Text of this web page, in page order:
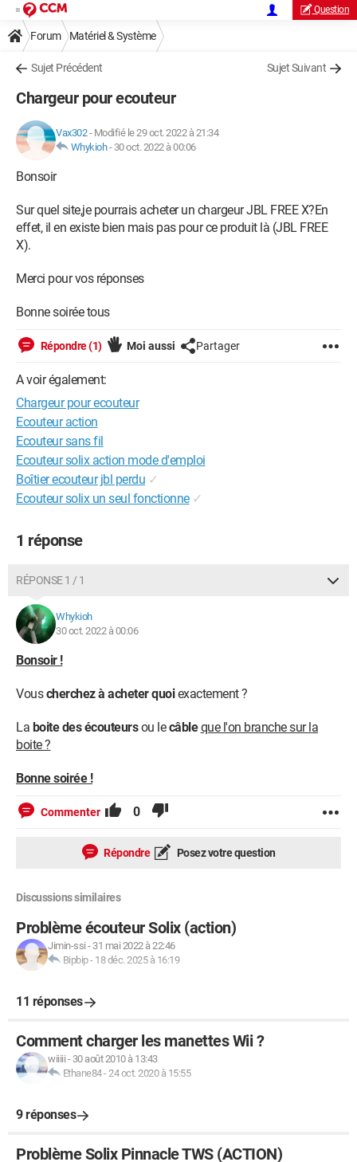
Question
Forum Matériel & Système
Sujet Précédent Sujet Suivant
Chargeur pour ecouteur
Vax302- Modifié le 29 oct. 2022 à 21:34
Whykioh- 30 oct. 2022 à 00:06
Bonsoir
Sur quel site,je pourrais acheter un chargeur JBL FREE X?En
effet, il en existe bien mais pas pour ce produit là (JBL FREE
X).
Merci pour vos réponses
Bonne soirée tous
Répondre (1) Moi aussi Partager
A voir également:
Chargeur pour ecouteur
Ecouteur action
Ecouteur sans fil
Ecouteur solix action mode d'emploi
Boîtier ecouteur jbl perdu ✓
Ecouteur solix un seul fonctionne ✓
1 réponse
RÉPONSE 1 / 1
Whykioh
30 oct. 2022 à 00:06
Bonsoir !
Vouscherchez à acheter quoiexactement ?
La boite des écouteursou lecâble que l'on branche sur la
boite ?
Bonne soirée !
Commenter 0
Répondre Posez votre question
Discussions similaires
Problème écouteur Solix (action)
Jimin-ssi - 31 mai 2022 à 22:46
Bipbip- 18 déc. 2025 à 16:19
11 réponses
Comment charger les manettes Wii ?
wiiiii - 30 août 2010 à 13:43
Ethane84-24 oct. 2020 à 15:55
9 réponses
Problème Solix Pinnacle TWS (ACTION)